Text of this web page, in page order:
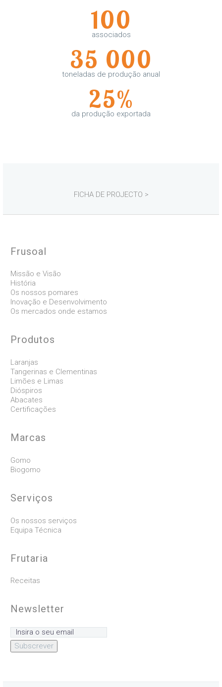
100
associados
35 000
toneladas de produção anual
25%
da produção exportada
FICHA DE PROJECTO >
Frusoal
Missão e Visão
História
Os nossos pomares
Inovação e Desenvolvimento
Os mercados onde estamos
Produtos
Laranjas
Tangerinas e Clementinas
Limões e Limas
Dióspiros
Abacates
Certificações
Marcas
Gomo
Biogomo
Serviços
Os nossos serviços
Equipa Técnica
Frutaria
Receitas
Newsletter
Subscrever